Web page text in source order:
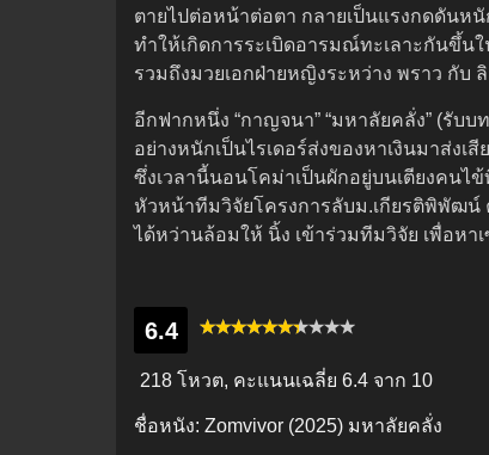
ตายไปต่อหน้าต่อตา กลายเป็นแรงกดดันห
ทำให้เกิดการระเบิดอารมณ์ทะเลาะกันขึ้
รวมถึงมวยเอกฝ่ายหญิงระหว่าง พราว กับ
อีกฟากหนึ่ง “กาญจนา” “มหาลัยคลั่ง” (รับ
อย่างหนักเป็นไรเดอร์ส่งของหาเงินมาส่งเสี
ซึ่งเวลานี้นอนโคม่าเป็นผักอยู่บนเตียงคนไ
หัวหน้าทีมวิจัยโครงการลับม.เกียรติพิพัฒน์
ได้หว่านล้อมให้ นิ้ง เข้าร่วมทีมวิจัย เพื่อห
6.4
218 โหวต, คะแนนเฉลี่ย 6.4 จาก 10
ชื่อหนัง: Zomvivor (2025) มหาลัยคลั่ง